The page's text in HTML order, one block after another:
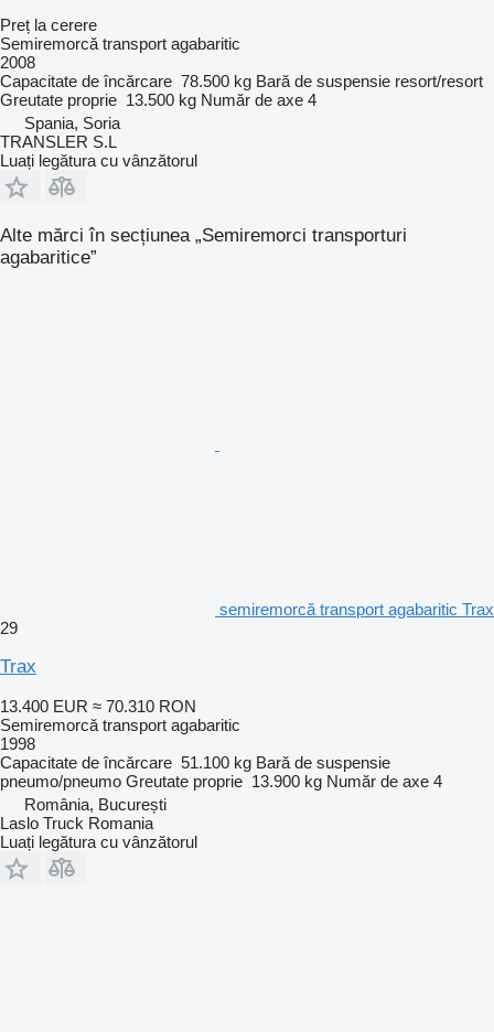
Preț la cerere
Semiremorcă transport agabaritic
2008
Capacitate de încărcare 78.500 kg Bară de suspensie resort/resort
Greutate proprie 13.500 kg Număr de axe 4
Spania, Soria
TRANSLER S.L
Luați legătura cu vânzătorul
Alte mărci în secțiunea „Semiremorci transporturi
agabaritice”
semiremorcă transport agabaritic Trax
29
Trax
13.400 EUR ≈ 70.310 RON
Semiremorcă transport agabaritic
1998
Capacitate de încărcare 51.100 kg Bară de suspensie
pneumo/pneumo Greutate proprie 13.900 kg Număr de axe 4
România, București
Laslo Truck Romania
Luați legătura cu vânzătorul